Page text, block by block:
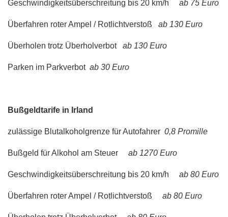
Geschwindigkeitsüberschreitung bis 20 km/h ab 75 Euro
Überfahren roter Ampel / Rotlichtverstoß ab 130 Euro
Überholen trotz Überholverbot ab 130 Euro
Parken im Parkverbot ab 30 Euro
Bußgeldtarife in Irland
zulässige Blutalkoholgrenze für Autofahrer 0,8 Promille
Bußgeld für Alkohol am Steuer ab 1270 Euro
Geschwindigkeitsüberschreitung bis 20 km/h ab 80 Euro
Überfahren roter Ampel / Rotlichtverstoß ab 80 Euro